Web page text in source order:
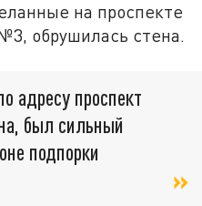
на проспекте
обрушилась стена.
адресу проспект
был сильный
подпорки